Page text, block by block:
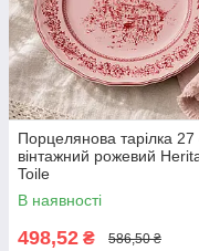
Порцелянова тарілка 27
вінтажний рожевий
Toile
В наявності
498,52 ₴ 586,50 ₴